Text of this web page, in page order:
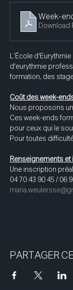
Week-
Download
L’École
d'eurythmie
formation, des
Coût des week-
Nous proposons
Ces week-ends
pour ceux qui le
Pour toutes
Renseignements et
Une inscription
04 70 43 90 45 / 06
PARTAGER